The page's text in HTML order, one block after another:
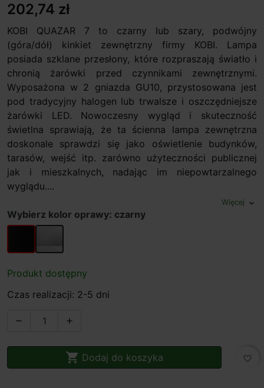
202,74 zł
KOBI QUAZAR 7 to czarny lub szary, podwójny
(góra/dół) kinkiet zewnętrzny firmy KOBI. Lampa
posiada szklane przesłony, które rozpraszają światło i
chronią żarówki przed czynnikami zewnętrznymi.
Wyposażona w 2 gniazda GU10, przystosowana jest
pod tradycyjny halogen lub trwalsze i oszczędniejsze
żarówki LED. Nowoczesny wygląd i skuteczność
świetlna sprawiają, że ta ścienna lampa zewnętrzna
doskonale sprawdzi się jako oświetlenie budynków,
tarasów, wejść itp. zarówno użyteczności publicznej
jak i mieszkalnych, nadając im niepowtarzalnego
wyglądu....
Więcej expand_more
Wybierz kolor oprawy: czarny
czarnyszary
Produkt dostępny
Czas realizacji: 2-5 dni
 
 Dodaj do koszyka favorite_border